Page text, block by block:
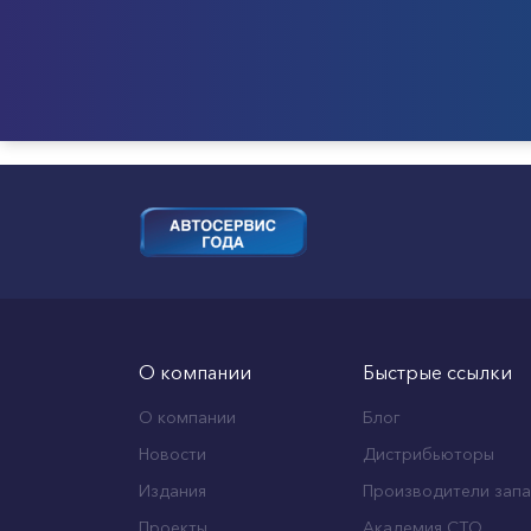
О компании
О компании
Новости
Издания
Быстрые ссылки
Блог
Дистрибьюторы
Производители